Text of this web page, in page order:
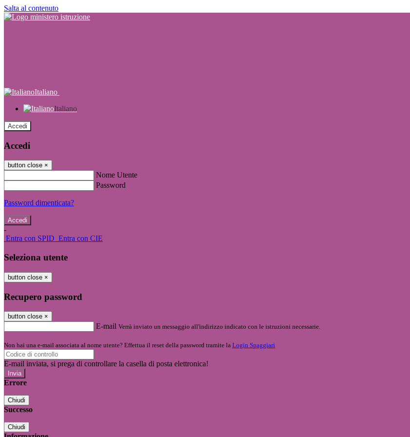
Salta al contenuto
Italiano
Italiano
Accedi
Accedi
button close ×
Nome Utente
Password
Password dimenticata?
-
Entra con SPID Entra con CIE
Seleziona utente
button close ×
Recupero password
button close ×
E-mail Verrà inviato un messaggio all'indirizzo indicato con le istruzioni necessarie.
Non hai una e-mail associata al nome utente? Effettua il reset della password tramite la Login Spaggiari
E-mail inviata, si prega di controllare la casella di posta elettronica!
Errore
Chiudi
Successo
Chiudi